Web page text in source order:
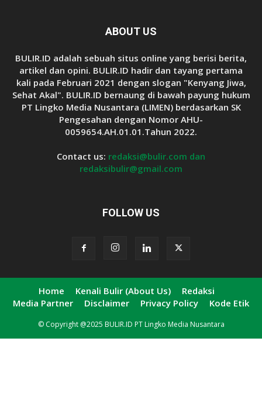
ABOUT US
BULIR.ID adalah sebuah situs online yang berisi berita,
artikel dan opini. BULIR.ID hadir dan tayang pertama
kali pada Februari 2021 dengan slogan "Kenyang Jiwa,
Sehat Akal". BULIR.ID bernaung di bawah payung hukum
PT Lingko Media Nusantara (LIMEN) berdasarkan SK
Pengesahan dengan Nomor AHU-
0059654.AH.01.01.Tahun 2022.
Contact us: redaksi@bulir.com dan
redaksibulir@gmail.com
FOLLOW US
Home Kenali Bulir (About Us)
Redaksi
Media Partner
Disclaimer Privacy Policy Kode Etik
© Copyright @2025 BULIR.ID PT Lingko Media Nusantara